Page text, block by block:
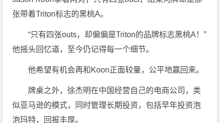
张带着Triton标志的黑桃A。
“只有四张outs，却偏偏是Triton的品牌标志黑桃A！”
他摇头回忆道，至今仍记得每一个细节。
他希望有机会再和Koon正面较量，公平地赢回来。
牌桌之外，徐杰明在中国经营自己的电商公司，类
似亚马逊的模式，同时管理长期投资，包括早年投资泡
泡玛特，回报丰厚。